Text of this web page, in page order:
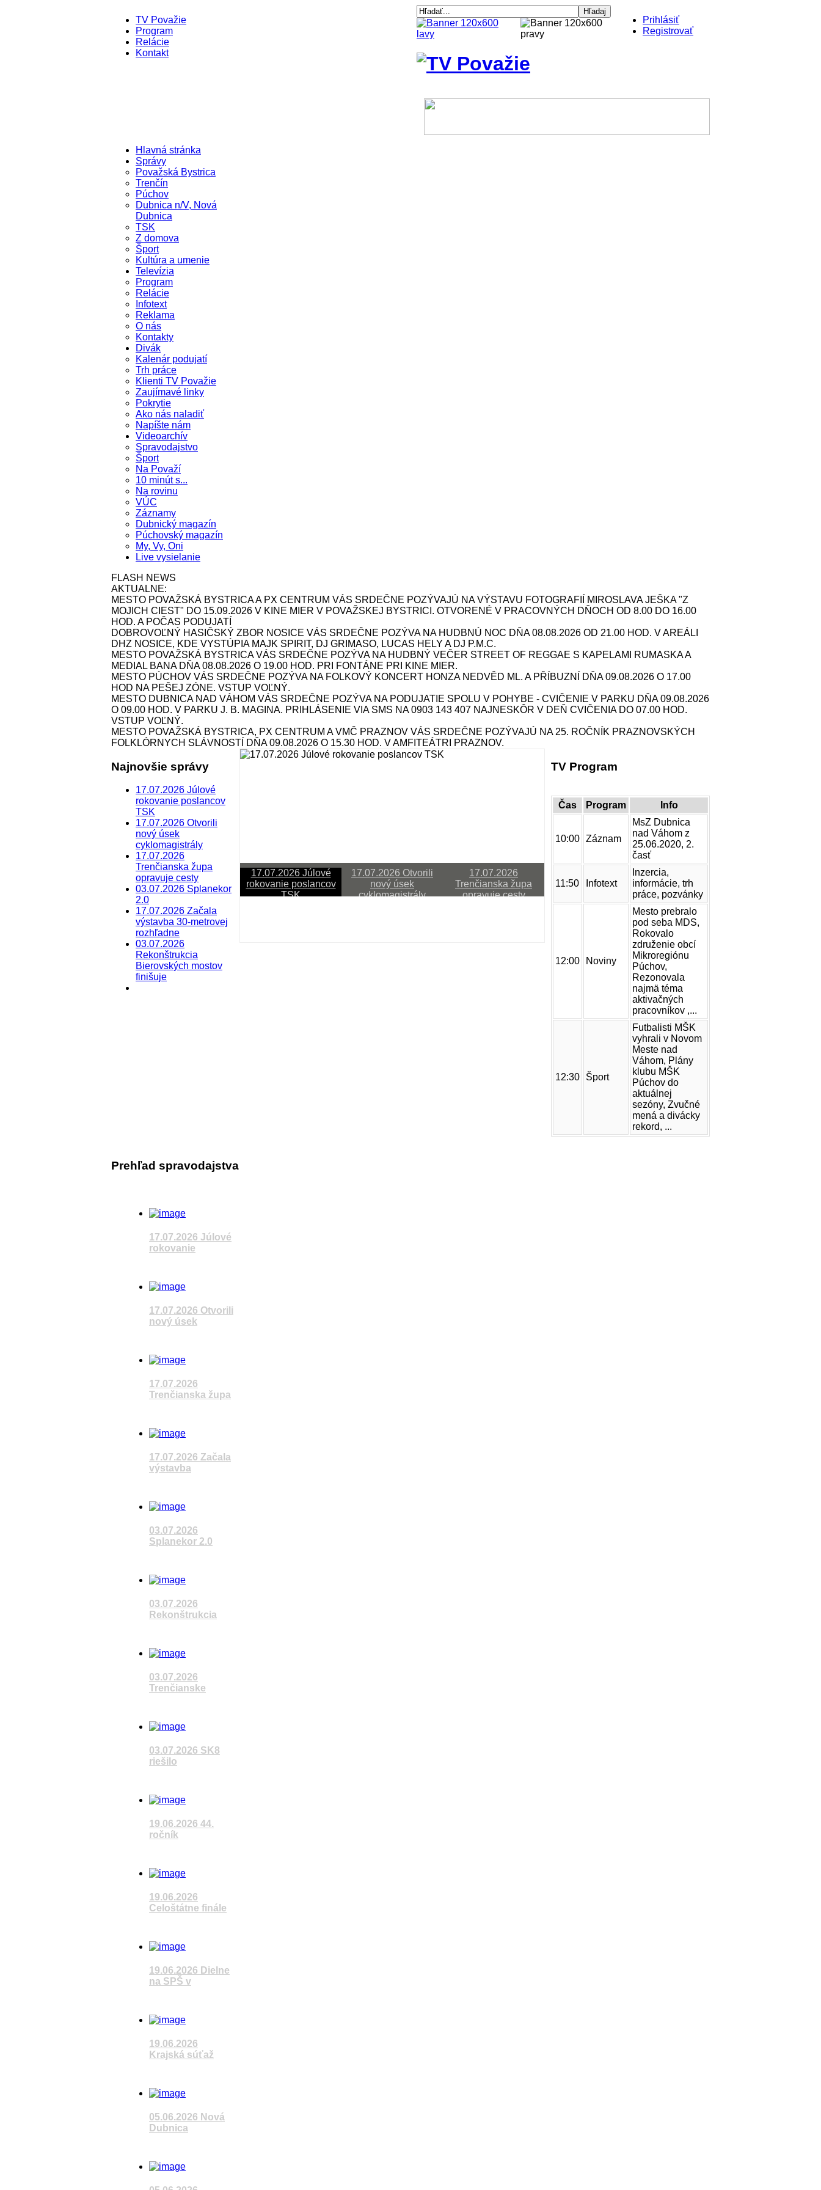
TV Považie
Program
Relácie
Kontakt
Prihlásiť
Registrovať
Hlavná stránka
Správy
Považská Bystrica
Trenčín
Púchov
Dubnica n/V, Nová
Dubnica
TSK
Z domova
Šport
Kultúra a umenie
Televízia
Program
Relácie
Infotext
Reklama
O nás
Kontakty
Divák
Kalenár podujatí
Trh práce
Klienti TV Považie
Zaujímavé linky
Pokrytie
Ako nás naladiť
Napíšte nám
Videoarchív
Spravodajstvo
Šport
Na Považí
10 minút s...
Na rovinu
VÚC
Záznamy
Dubnický magazín
Púchovský magazín
My, Vy, Oni
Live vysielanie
FLASH NEWS
AKTUALNE:
MESTO POVAŽSKÁ BYSTRICA A PX CENTRUM VÁS SRDEČNE POZÝVAJÚ NA VÝSTAVU FOTOGRAFIÍ MIROSLAVA JEŠKA "Z
MOJICH CIEST" DO 15.09.2026 V KINE MIER V POVAŽSKEJ BYSTRICI. OTVORENÉ V PRACOVNÝCH DŇOCH OD 8.00 DO 16.00
HOD. A POČAS PODUJATÍ
DOBROVOĽNÝ HASIČSKÝ ZBOR NOSICE VÁS SRDEČNE POZÝVA NA HUDBNÚ NOC DŇA 08.08.2026 OD 21.00 HOD. V AREÁLI
DHZ NOSICE, KDE VYSTÚPIA MAJK SPIRIT, DJ GRIMASO, LUCAS HELY A DJ P.M.C.
MESTO POVAŽSKÁ BYSTRICA VÁS SRDEČNE POZÝVA NA HUDBNÝ VEČER STREET OF REGGAE S KAPELAMI RUMASKA A
MEDIAL BANA DŇA 08.08.2026 O 19.00 HOD. PRI FONTÁNE PRI KINE MIER.
MESTO PÚCHOV VÁS SRDEČNE POZÝVA NA FOLKOVÝ KONCERT HONZA NEDVĚD ML. A PŘÍBUZNÍ DŇA 09.08.2026 O 17.00
HOD NA PEŠEJ ZÓNE. VSTUP VOĽNÝ.
MESTO DUBNICA NAD VÁHOM VÁS SRDEČNE POZÝVA NA PODUJATIE SPOLU V POHYBE - CVIČENIE V PARKU DŇA 09.08.2026
O 09.00 HOD. V PARKU J. B. MAGINA. PRIHLÁSENIE VIA SMS NA 0903 143 407 NAJNESKÔR V DEŇ CVIČENIA DO 07.00 HOD.
VSTUP VOĽNÝ.
MESTO POVAŽSKÁ BYSTRICA, PX CENTRUM A VMČ PRAZNOV VÁS SRDEČNE POZÝVAJÚ NA 25. ROČNÍK PRAZNOVSKÝCH
FOLKLÓRNYCH SLÁVNOSTÍ DŇA 09.08.2026 O 15.30 HOD. V AMFITEÁTRI PRAZNOV.
Najnovšie správy
17.07.2026 Júlové
rokovanie poslancov
TSK
17.07.2026 Otvorili
nový úsek
cyklomagistrály
17.07.2026
Trenčianska župa
opravuje cesty
03.07.2026 Splanekor
2.0
17.07.2026 Začala
výstavba 30-metrovej
rozhľadne
03.07.2026
Rekonštrukcia
Bierovských mostov
finišuje
17.07.2026 Júlové
rokovanie poslancov
TSK
17.07.2026 Otvorili
nový úsek
cyklomagistrály
17.07.2026
Trenčianska župa
opravuje cesty
17.07.2026 Začala
výstavba 30-metrovej
03.07.2026 Splanekor
2.0
TV Program
Čas Program Info
10:00 Záznam
MsZ Dubnica
nad Váhom z
25.06.2020, 2.
časť
11:50 Infotext
Inzercia,
informácie, trh
práce, pozvánky
12:00 Noviny
Mesto prebralo
pod seba MDS,
Rokovalo
združenie obcí
Mikroregiónu
Púchov,
Rezonovala
najmä téma
aktivačných
pracovníkov ,...
12:30 Šport
Futbalisti MŠK
vyhrali v Novom
Meste nad
Váhom, Plány
klubu MŠK
Púchov do
aktuálnej
sezóny, Zvučné
mená a divácky
rekord, ...
Prehľad spravodajstva
17.07.2026 Júlové
rokovanie
Sledujete reláciu
17.07.2026 Otvorili
nový úsek
Sledujete reláciu
17.07.2026
Trenčianska župa
Sledujete reláciu
17.07.2026 Začala
výstavba
Sledujete reláciu
03.07.2026
Splanekor 2.0
Sledujete reláciu
03.07.2026
Rekonštrukcia
Sledujete reláciu
03.07.2026
Trenčianske
Sledujete reláciu
03.07.2026 SK8
riešilo
Sledujete reláciu
19.06.2026 44.
ročník
Sledujete reláciu
19.06.2026
Celoštátne finále
Sledujete reláciu
19.06.2026 Dielne
na SPŠ v
Sledujete reláciu
19.06.2026
Krajská súťaž
Sledujete reláciu
05.06.2026 Nová
Dubnica
Sledujete reláciu